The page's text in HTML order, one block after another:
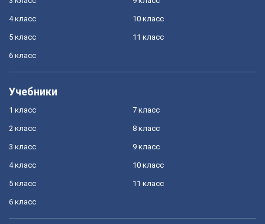
4 класс
5 класс
6 класс
10 класс
11 класс
Учебники
1 класс
2 класс
3 класс
4 класс
5 класс
6 класс
7 класс
8 класс
9 класс
10 класс
11 класс